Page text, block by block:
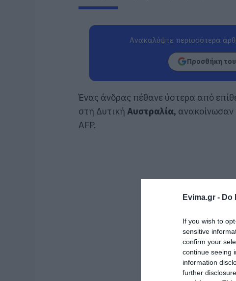
Evima.gr - Do
If you wish to
sensitive
confirm your
continue seeing
information
further
Ανακαλύψτε περισσότερα
Προσθήκη
Ένας άνδρας πέθανε ύστερα από
στη Δυτική Αυστραλία, ανακοίνωσαν
AFP.